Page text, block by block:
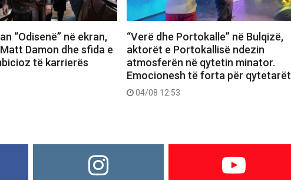
“Odisenë” në ekran,
Damon dhe sfida e
të karrierës
“Verë dhe Portokalle” në Bulqizë,
aktorët e Portokallisë ndezin
atmosferën në qytetin minator.
Emocionesh të forta për qytetarët
04/08 12:53